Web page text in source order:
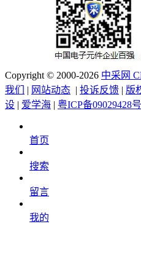
Copyright © 2000-2026 中采网
我们
| 网站动态 | 投诉反馈 | 版
设 | 爱学海 | 粤ICP备09029428号
首页
搜索
留言
我的